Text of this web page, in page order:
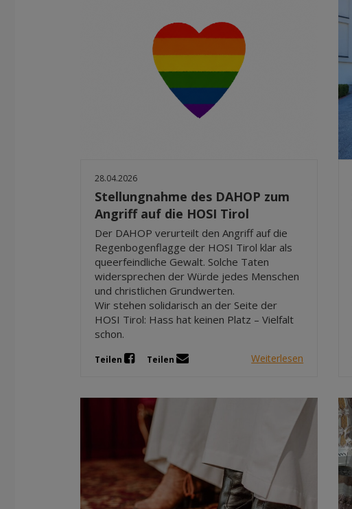
28.04.2026
Stellungnahme des DAHOP zum
Angriff auf die HOSI Tirol
Der DAHOP verurteilt den Angriff auf die
Regenbogenflagge der HOSI Tirol klar als
queerfeindliche Gewalt. Solche Taten
widersprechen der Würde jedes Menschen
und christlichen Grundwerten.
Wir stehen solidarisch an der Seite der
HOSI Tirol: Hass hat keinen Platz – Vielfalt
schon.
Teilen Teilen Weiterlesen